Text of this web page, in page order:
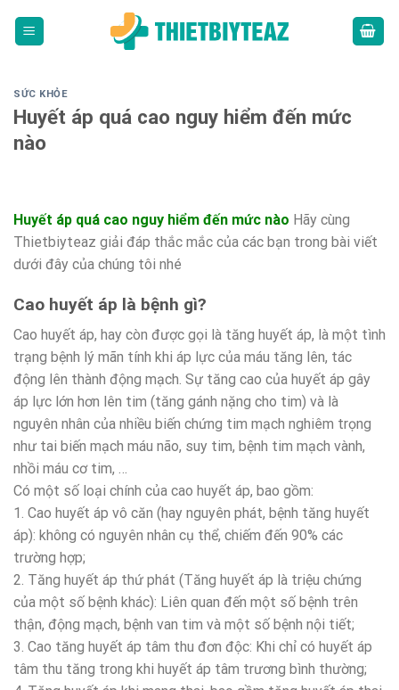
SỨC KHỎE
Huyết áp quá cao nguy hiểm đến mức
nào
Huyết áp quá cao nguy hiểm đến mức nào Hãy cùng
Thietbiyteaz giải đáp thắc mắc của các bạn trong bài viết
dưới đây của chúng tôi nhé
Cao huyết áp là bệnh gì?
Cao huyết áp, hay còn được gọi là tăng huyết áp, là một tình
trạng bệnh lý mãn tính khi áp lực của máu tăng lên, tác
động lên thành động mạch. Sự tăng cao của huyết áp gây
áp lực lớn hơn lên tim (tăng gánh nặng cho tim) và là
nguyên nhân của nhiều biến chứng tim mạch nghiêm trọng
như tai biến mạch máu não, suy tim, bệnh tim mạch vành,
nhồi máu cơ tim, …
Có một số loại chính của cao huyết áp, bao gồm:
1. Cao huyết áp vô căn (hay nguyên phát, bệnh tăng huyết
áp): không có nguyên nhân cụ thể, chiếm đến 90% các
trường hợp;
2. Tăng huyết áp thứ phát (Tăng huyết áp là triệu chứng
của một số bệnh khác): Liên quan đến một số bệnh trên
thận, động mạch, bệnh van tim và một số bệnh nội tiết;
3. Cao tăng huyết áp tâm thu đơn độc: Khi chỉ có huyết áp
tâm thu tăng trong khi huyết áp tâm trương bình thường;